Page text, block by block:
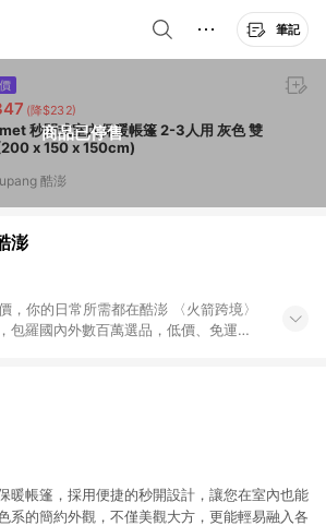
筆記
商品已停售
(降$232)
秒開式室內保暖帳篷 2-3人用 灰色 雙
x 150 x 150cm)
酷澎
澎
你的日常所需都在酷澎 〈火箭跨境〉
包羅國內外數百萬選品，低價、免運，
運，火箭速配、火箭跨境優質選品不限金
暖帳篷，採用便捷的秒開設計，讓您在室內也能
系的簡約外觀，不僅美觀大方，更能輕易融入各